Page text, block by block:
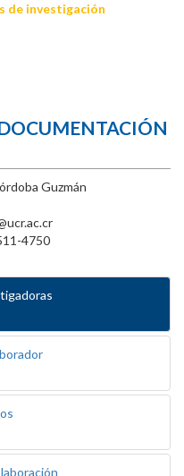
de investigación
Guzmán
4750